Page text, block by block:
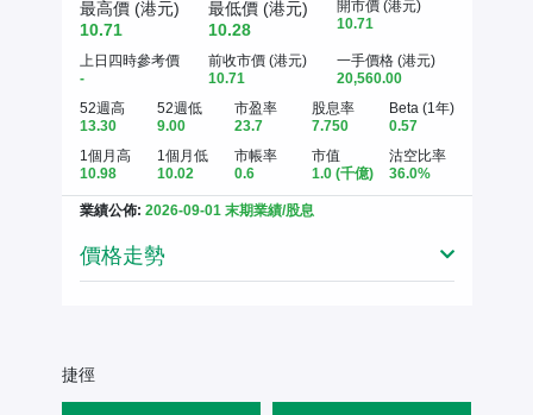
最高價 (港元)
10.71
最低價 (港元)
10.28
開市價 (港元)
10.71
上日四時參考價
-
前收市價 (港元)
10.71
一手價格 (港元)
20,560.00
52週高
13.30
52週低
9.00
市盈率
23.7
股息率
7.750
Beta (1年)
0.57
1個月高
10.98
1個月低
10.02
市帳率
0.6
市值
1.0 (千億)
沽空比率
36.0%
業績公佈: 2026-09-01 末期業績/股息
價格走勢
捷徑